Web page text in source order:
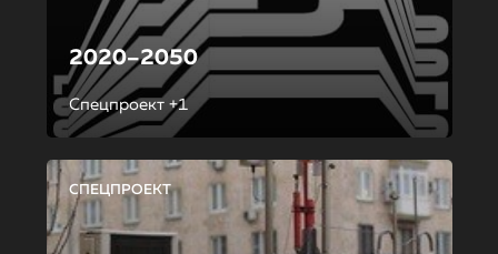
2020–2050
Спецпроект +1
СПЕЦПРОЕКТ